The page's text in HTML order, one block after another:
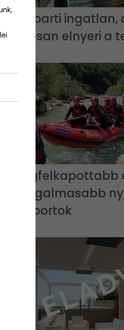
3 vízparti ingatlan,
biztosan elnyeri a
A legfelkapottabb
legizgalmasabb
vízisportok